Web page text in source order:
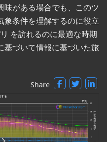
味がある場合でも、このツ
象条件を理解するのに役立
を訪れるのに最適な時期
基づいて情報に基づいた旅
Share